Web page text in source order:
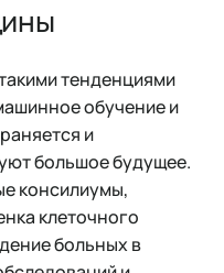
тенденциями
обучение и
и
большое будущее.
консилиумы,
клеточного
больных в